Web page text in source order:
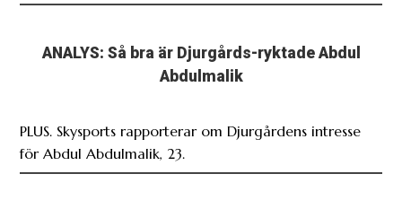
ANALYS: Så bra är Djurgårds-ryktade Abdul
Abdulmalik
PLUS. Skysports rapporterar om Djurgårdens intresse
för Abdul Abdulmalik, 23.